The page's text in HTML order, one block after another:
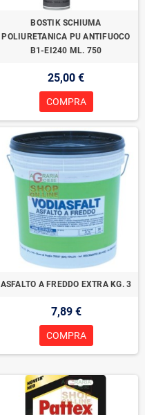
BOSTIK SCHIUMA
POLIURETANICA PU ANTIFUOCO
B1-EI240 ML. 750
25,00 €
COMPRA
ASFALTO A FREDDO EXTRA KG. 3
7,89 €
COMPRA